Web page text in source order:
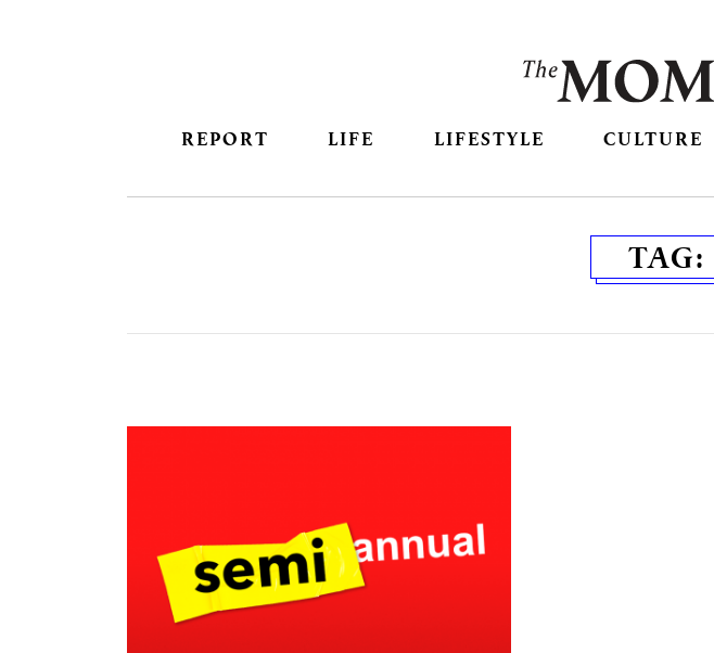
REPORT LIFE LIFESTYLE CULTURE
TAG: